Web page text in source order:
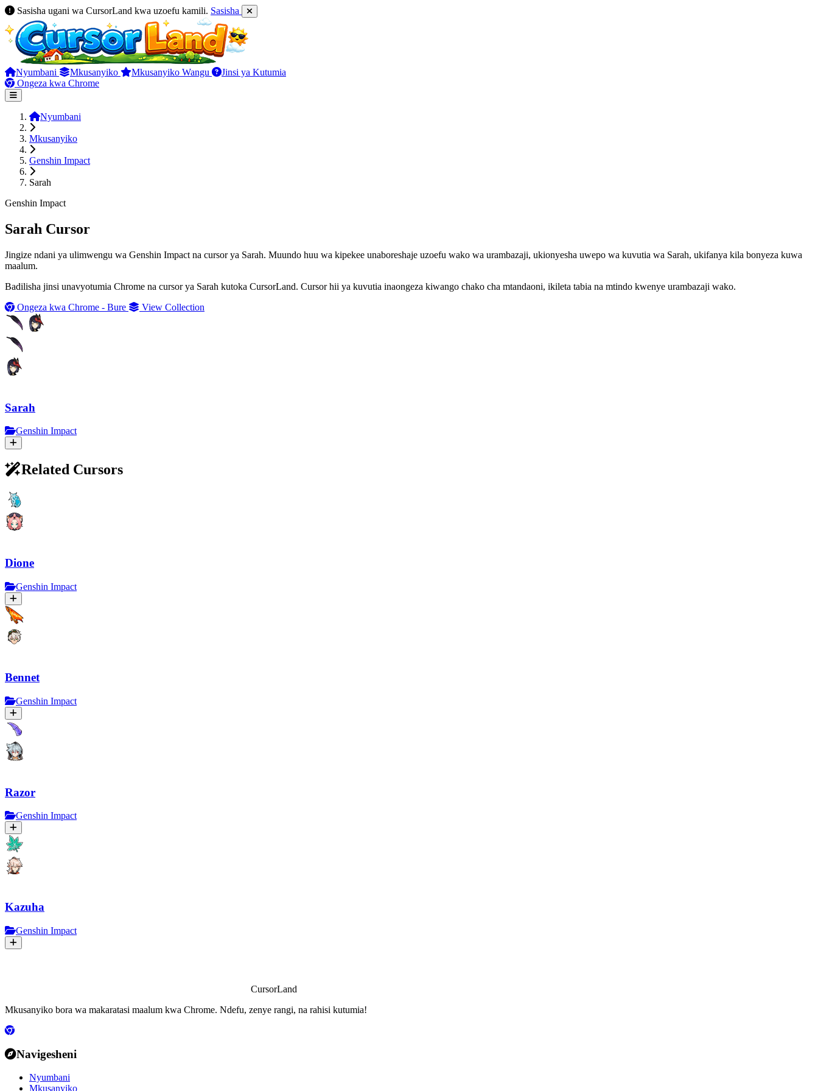
Sasisha ugani wa CursorLand kwa uzoefu kamili. Sasisha
Nyumbani Mkusanyiko Mkusanyiko Wangu
Jinsi ya Kutumia
Ongeza kwa Chrome
Nyumbani
Mkusanyiko
Genshin Impact
Sarah
Genshin Impact
Sarah Cursor
Jingize ndani ya ulimwengu wa Genshin Impact na cursor ya Sarah. Muundo huu wa kipekee unaboreshaje uzoefu wako wa urambazaji, ukionyesha uwepo wa kuvutia wa Sarah, ukifanya kila bonyeza kuwa
maalum.
Badilisha jinsi unavyotumia Chrome na cursor ya Sarah kutoka CursorLand. Cursor hii ya kuvutia inaongeza kiwango chako cha mtandaoni, ikileta tabia na mtindo kwenye urambazaji wako.
Ongeza kwa Chrome - Bure
View Collection
Sarah
Genshin Impact
Related Cursors
Dione
Genshin Impact
Bennet
Genshin Impact
Razor
Genshin Impact
Kazuha
Genshin Impact
CursorLand
Mkusanyiko bora wa makaratasi maalum kwa Chrome. Ndefu, zenye rangi, na rahisi kutumia!
Navigesheni
Nyumbani
Mkusanyiko